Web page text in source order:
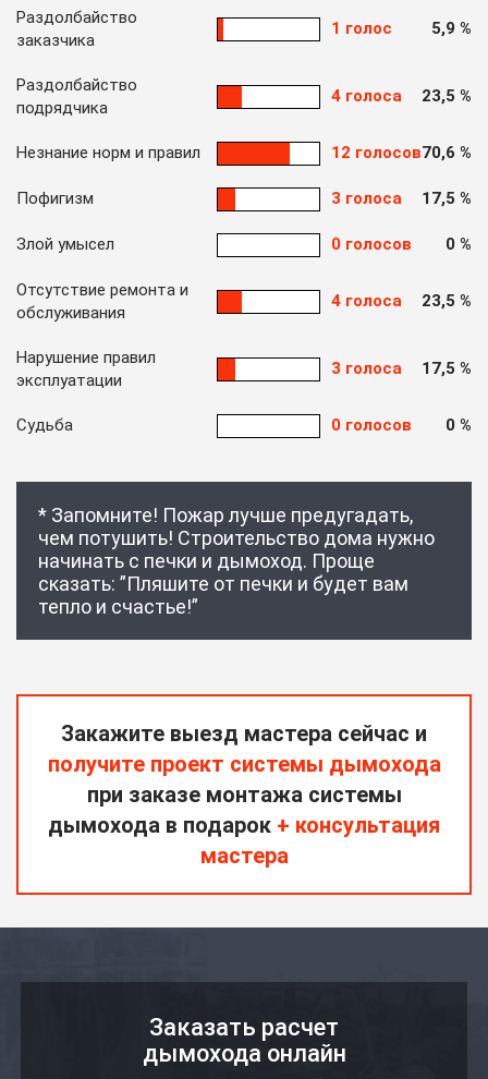
Раздолбайство
заказчика
1 голос 5,9 %
Раздолбайство
подрядчика
4 голоса 23,5 %
Незнание норм и правил 12 голосов70,6 %
Пофигизм 3 голоса 17,5 %
Злой умысел 0 голосов 0 %
Отсутствие ремонта и
обслуживания
4 голоса 23,5 %
Нарушение правил
эксплуатации
3 голоса 17,5 %
Судьба 0 голосов 0 %
* Запомните! Пожар лучше предугадать,
чем потушить! Строительство дома нужно
начинать с печки и дымоход. Проще
сказать: ”Пляшите от печки и будет вам
тепло и счастье!”
Закажите выезд мастера сейчас и
получите проект системы дымохода
при заказе монтажа системы
дымохода в подарок + консультация
мастера
Заказать расчет
дымохода онлайн